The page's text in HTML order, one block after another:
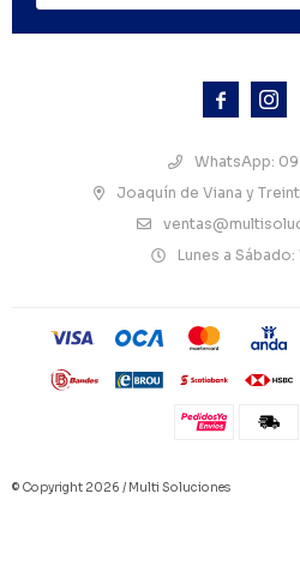
 
WhatsApp:
Joaquín de Viana y
Lunes a Sábado:
© Copyright 2026 / Multi Soluciones